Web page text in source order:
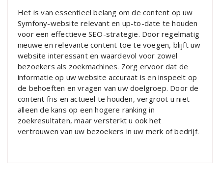
Het is van essentieel belang om de content op uw
Symfony-website relevant en up-to-date te houden
voor een effectieve SEO-strategie. Door regelmatig
nieuwe en relevante content toe te voegen, blijft uw
website interessant en waardevol voor zowel
bezoekers als zoekmachines. Zorg ervoor dat de
informatie op uw website accuraat is en inspeelt op
de behoeften en vragen van uw doelgroep. Door de
content fris en actueel te houden, vergroot u niet
alleen de kans op een hogere ranking in
zoekresultaten, maar versterkt u ook het
vertrouwen van uw bezoekers in uw merk of bedrijf.